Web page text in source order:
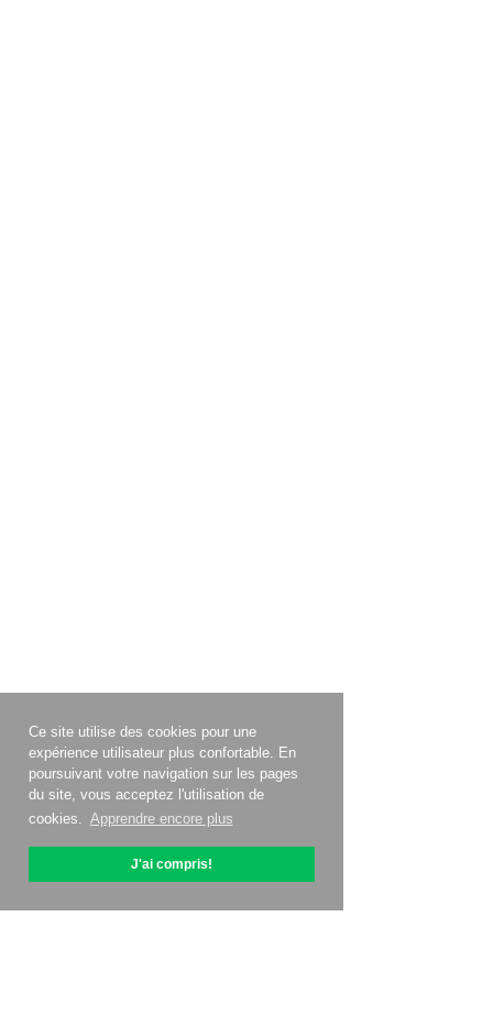
Ce site utilise des cookies pour une
expérience utilisateur plus confortable. En
poursuivant votre navigation sur les pages
du site, vous acceptez l'utilisation de
cookies. Apprendre encore plus
J'ai compris!